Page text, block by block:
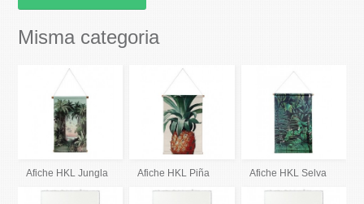
Misma categoria
Afiche HKL Jungla Afiche HKL Piña Afiche HKL Selva